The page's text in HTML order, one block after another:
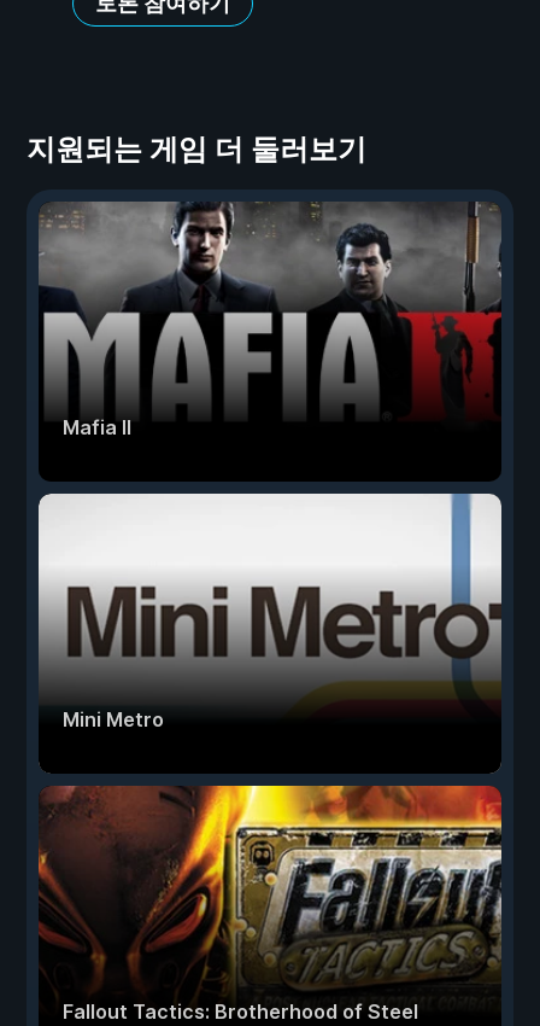
지원되는 게임 더 둘러보기
Mafia II
Mini Metro
Fallout Tactics: Brotherhood of Steel